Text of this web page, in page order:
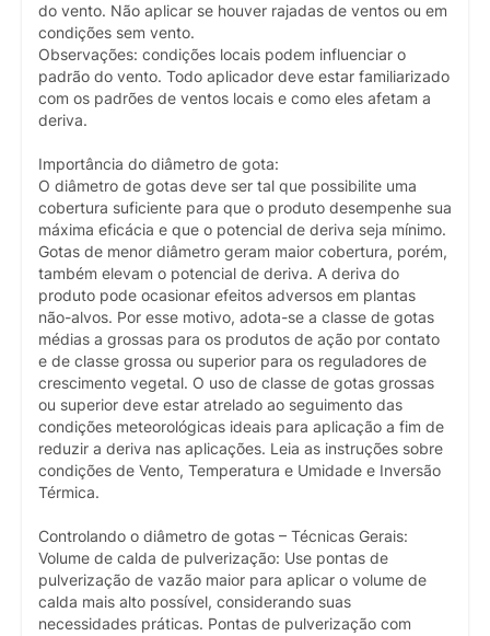
do vento. Não aplicar se houver rajadas de ventos ou em
condições sem vento.
Observações: condições locais podem influenciar o
padrão do vento. Todo aplicador deve estar familiarizado
com os padrões de ventos locais e como eles afetam a
deriva.
Importância do diâmetro de gota:
O diâmetro de gotas deve ser tal que possibilite uma
cobertura suficiente para que o produto desempenhe sua
máxima eficácia e que o potencial de deriva seja mínimo.
Gotas de menor diâmetro geram maior cobertura, porém,
também elevam o potencial de deriva. A deriva do
produto pode ocasionar efeitos adversos em plantas
não-alvos. Por esse motivo, adota-se a classe de gotas
médias a grossas para os produtos de ação por contato
e de classe grossa ou superior para os reguladores de
crescimento vegetal. O uso de classe de gotas grossas
ou superior deve estar atrelado ao seguimento das
condições meteorológicas ideais para aplicação a fim de
reduzir a deriva nas aplicações. Leia as instruções sobre
condições de Vento, Temperatura e Umidade e Inversão
Térmica.
Controlando o diâmetro de gotas – Técnicas Gerais:
Volume de calda de pulverização: Use pontas de
pulverização de vazão maior para aplicar o volume de
calda mais alto possível, considerando suas
necessidades práticas. Pontas de pulverização com